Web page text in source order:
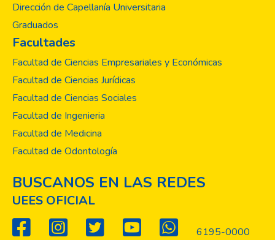
Dirección de Capellanía Universitaria
Graduados
Facultades
Facultad de Ciencias Empresariales y Económicas
Facultad de Ciencias Jurídicas
Facultad de Ciencias Sociales
Facultad de Ingenieria
Facultad de Medicina
Facultad de Odontología
BUSCANOS EN LAS REDES
UEES OFICIAL
6195-0000